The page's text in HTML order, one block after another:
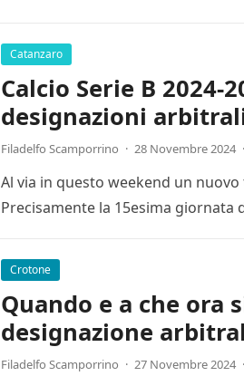
Catanzaro
Calcio Serie B
designazioni
Filadelfo Scamporrino · 28 Novembre 2024 ·
Al via in questo weekend un
Precisamente la 15esima giornata
Crotone
Quando e a che ora
designazione
Filadelfo Scamporrino · 27 Novembre 2024 ·